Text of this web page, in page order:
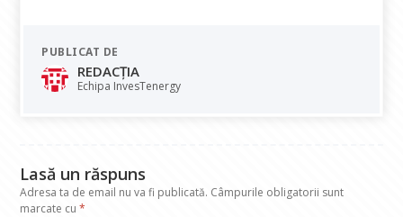
e
b
o
at
s
A dI
PUBLICAT DE
REDACȚIA
Echipa InvesTenergy
Lasă un răspuns
Adresa ta de email nu va fi publicată. Câmpurile obligatorii sunt
marcate cu*